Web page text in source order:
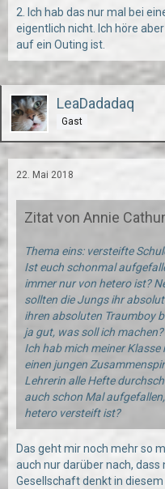
2. Ich hab das nur mal bei
eigentlich nicht. Ich höre
auf ein Outing ist.
LeaDadadaq
Gast
22. Mai 2018
Zitat von Annie
Thema eins: versteifte
Ist euch schonmal
immer nur von hetero ist?
sollten die Jungs ihr
ihren absoluten Traumboy
ja gut, was soll ich
Ich hab mich meiner
einen jungen
Lehrerin alle Hefte
auch schon Mal
hetero versteift ist?
Das geht mir noch mehr so
auch nur darüber nach, dass
Gesellschaft denkt in diesem